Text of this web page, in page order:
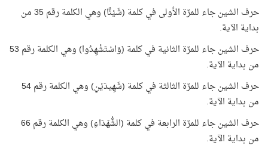
حرف الشين جاء للمرّة الأولى في كلمة (شَيْئًا) وهي الكلمة رقم 35 من
بداية الآية.
حرف الشين جاء للمرّة الثانية في كلمة (وَاسْتَشْهِدُوا) وهي الكلمة رقم 53
من بداية الآية.
حرف الشين جاء للمرّة الثالثة في كلمة (شَهِيدَيْنِ) وهي الكلمة رقم 54
من بداية الآية.
حرف الشين جاء للمرّة الرابعة في كلمة (الشُّهَدَاءِ) وهي الكلمة رقم 66
من بداية الآية.